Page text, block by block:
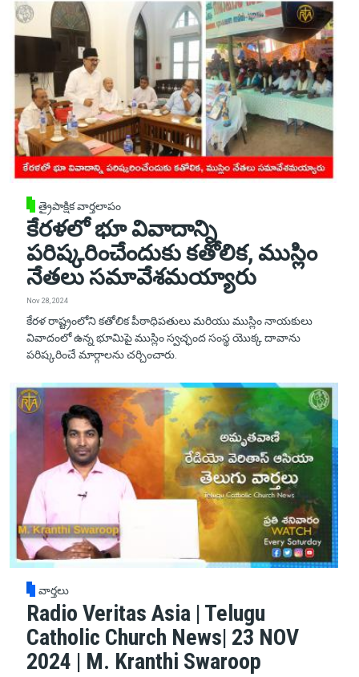
త్రైపాక్షిక వార్తలాపం
కేరళలో భూ వివాదాన్ని
పరిష్కరించేందుకు కతోలిక, ముస్లిం
నేతలు సమావేశమయ్యారు
Nov 28, 2024
కేరళ రాష్ట్రంలోని కతోలిక పీఠాధిపతులు మరియు ముస్లిం నాయకులు
వివాదంలో ఉన్న భూమిపై ముస్లిం స్వచ్ఛంద సంస్థ యొక్క దావాను
పరిష్కరించే మార్గాలను చర్చించారు.
వార్తలు
Radio Veritas Asia | Telugu
Catholic Church News| 23 NOV
2024 | M. Kranthi Swaroop